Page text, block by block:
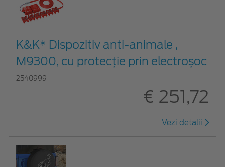
K&K* Dispozitiv anti-animale ,
M9300, cu protecție prin electroșoc
2540999
€ 251,72
Vezi detalii